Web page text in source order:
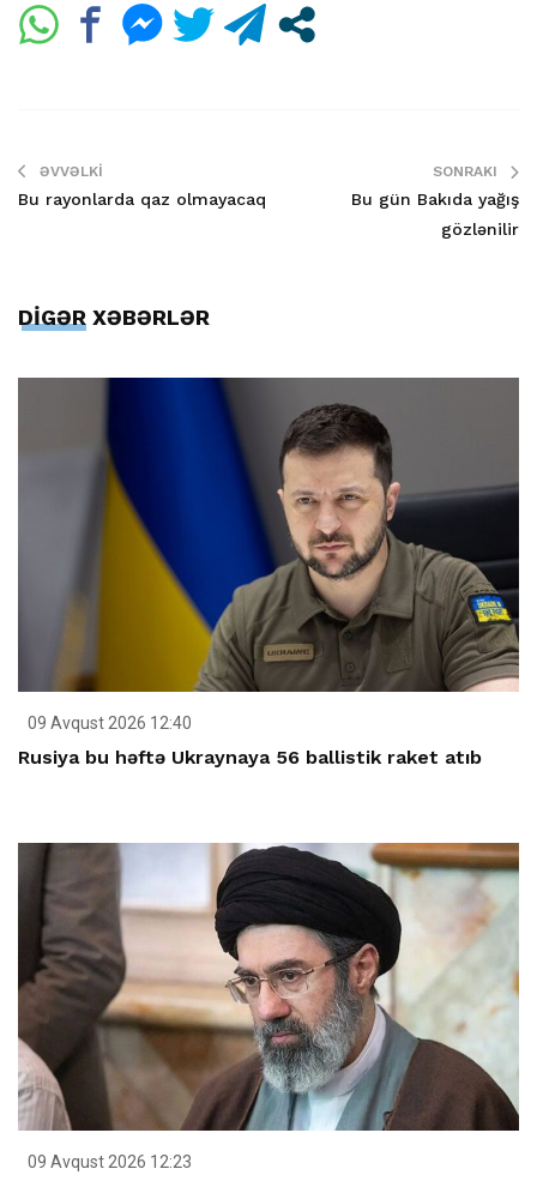
ƏVVƏLKI
Bu rayonlarda qaz olmayacaq
SONRAKI
Bu gün Bakıda yağış
gözlənilir
DİGƏR XƏBƏRLƏR
09 Avqust 2026 12:40
Rusiya bu həftə Ukraynaya 56 ballistik raket atıb
09 Avqust 2026 12:23